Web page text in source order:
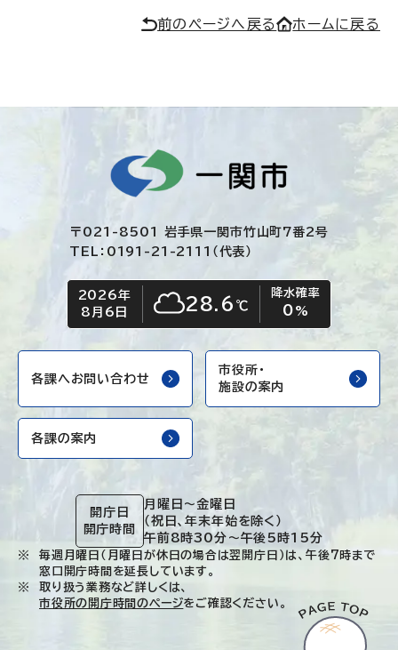
前のページへ戻る ホームに戻る
〒021-8501 岩手県一関市竹山町7番2号
TEL：0191-21-2111（代表）
今日の日付
2026年
8月6日
今日の天気
くもり28.6 ℃
降水確率
0 %
各課へお問い合わせ
市役所・
施設の案内
各課の案内
開庁日
開庁時間
月曜日～金曜日
（祝日、年末年始を除く）
午前8時30分～午後5時15分
毎週月曜日（月曜日が休日の場合は翌開庁日）は、午後7時まで
窓口開庁時間を延長しています。
取り扱う業務など詳しくは、
市役所の開庁時間のページをご確認ください。